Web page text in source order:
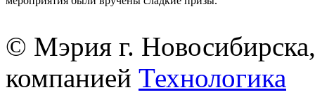
© Мэрия г.
компанией Технологика